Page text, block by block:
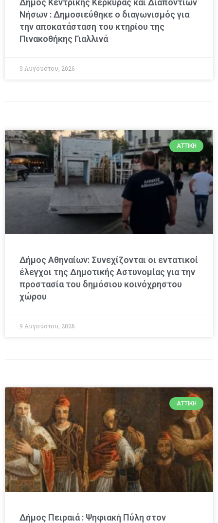
Νήσων : Δημοσιεύθηκε ο διαγωνισμός για
την αποκατάσταση του κτηρίου της
Πινακοθήκης Γιαλλινά
9 Αυγούστου, 2026
ΑΤΤΙΚΉ
Δήμος Αθηναίων: Συνεχίζονται οι εντατικοί
έλεγχοι της Δημοτικής Αστυνομίας για την
προστασία του δημόσιου κοινόχρηστου
χώρου
9 Αυγούστου, 2026
ΑΤΤΙΚΉ
Δήμος Πειραιά : Ψηφιακή Πύλη στον